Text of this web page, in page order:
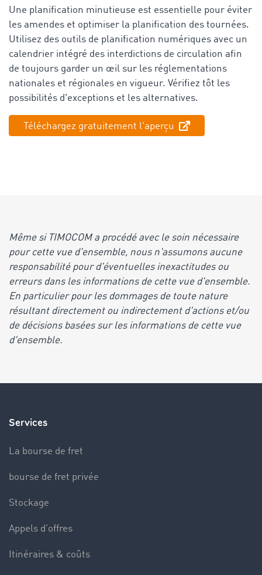
Une planification minutieuse est essentielle pour éviter
les amendes et optimiser la planification des tournées.
Utilisez des outils de planification numériques avec un
calendrier intégré des interdictions de circulation afin
de toujours garder un œil sur les réglementations
nationales et régionales en vigueur. Vérifiez tôt les
possibilités d'exceptions et les alternatives.
Téléchargez gratuitement l'aperçu
Même si TIMOCOM a procédé avec le soin nécessaire
pour cette vue d'ensemble, nous n'assumons aucune
responsabilité pour d'éventuelles inexactitudes ou
erreurs dans les informations de cette vue d'ensemble.
En particulier pour les dommages de toute nature
résultant directement ou indirectement d'actions et/ou
de décisions basées sur les informations de cette vue
d'ensemble.
Services
La bourse de fret
bourse de fret privée
Stockage
Appels d’offres
Itinéraires & coûts